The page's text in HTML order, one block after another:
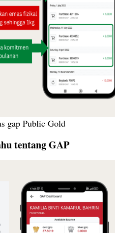
gap Public Gold
tentang GAP